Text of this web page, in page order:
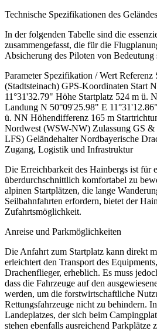
Technische Spezifikationen des Geländes
In der folgenden Tabelle sind die
zusammengefasst, die für die
Absicherung des Piloten von Bedeutung
Parameter Spezifikation / Wert
(Stadtsteinach) GPS-Koordinaten Start
11°31'32.79" Höhe Startplatz 524 m ü.
Landung N 50°09'25.98" E
ü. NN Höhendifferenz 165 m
Nordwest (WSW-NW) Zulassung GS &
LFS) Geländehalter Nordbayerische
Zugang, Logistik und Infrastruktur
Die Erreichbarkeit des Hainbergs ist für
überdurchschnittlich komfortabel zu
alpinen Startplätzen, die lange
Seilbahnfahrten erfordern, bietet der
Zufahrtsmöglichkeit.
Anreise und Parkmöglichkeiten
Die Anfahrt zum Startplatz kann direkt
erleichtert den Transport des
Drachenflieger, erheblich. Es muss
dass die Fahrzeuge auf den
werden, um die forstwirtschaftliche
Rettungsfahrzeuge nicht zu behindern.
Landeplatzes, der sich beim
stehen ebenfalls ausreichend Parkplätze